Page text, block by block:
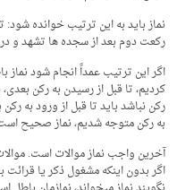
نماز باید به این ترتیب خوانده
رکعت دوم بعد از سجده­ ها تشهد و
اگر این ترتیب عمداً انجام شود نماز
کردیم، تا قبل از رسیدن به رکن
رکن نباشد باید تا قبل از ورود به
به رکن متوجه شدیم، نماز صحیح
آخرین واجب نماز موالات است.
اگر بدون اینکه مشغول ذکر یا قرائت